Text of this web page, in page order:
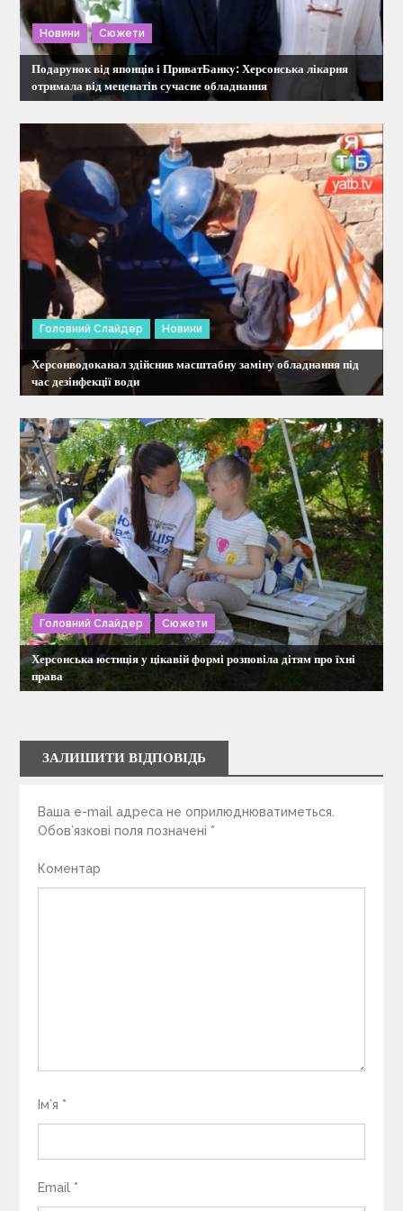
а
п
и
с
і
в
Новини Сюжети
Подарунок від японців і ПриватБанку: Херсонська лікарня
отримала від меценатів сучасне обладнання
Головний Слайдер Новини
Херсонводоканал здійснив масштабну заміну обладнання під
час дезінфекції води
Головний Слайдер Сюжети
Херсонська юстиція у цікавій формі розповіла дітям про їхні
права
ЗАЛИШИТИ ВІДПОВІДЬ
Ваша e-mail адреса не оприлюднюватиметься.
Обов’язкові поля позначені *
Коментар
Ім’я *
Email *